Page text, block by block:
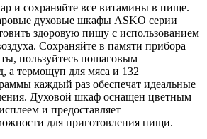
и сохраняйте все витамины в пище.
духовые шкафы ASKO серии
здоровую пищу с использованием
Сохраняйте в памяти прибора
пользуйтесь пошаговым
а термощуп для мяса и 132
каждый раз обеспечат идеальные
Духовой шкаф оснащен цветным
и предоставляет
для приготовления пищи.